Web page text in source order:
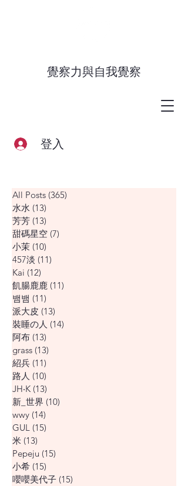
覺察力與自我覺察
登入
All Posts (365)
水水 (13)
芳芳 (13)
甜碼星空 (7)
小茉 (10)
457淡 (11)
Kai (12)
飢腸鹿鹿 (11)
뱀뱀 (11)
派大皮 (13)
裝睡の人 (14)
阿布 (13)
grass (13)
紹兵 (11)
路人 (10)
JH‧K (13)
新_世界 (10)
wwy (14)
GUL (15)
米 (13)
Pepeju (15)
小希 (15)
嚶嚶美代子 (15)